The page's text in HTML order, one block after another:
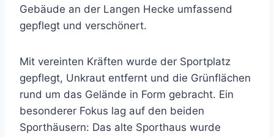
Gebäude an der Langen Hecke umfassend
gepflegt und verschönert.
Mit vereinten Kräften wurde der Sportplatz
gepflegt, Unkraut entfernt und die Grünflächen
rund um das Gelände in Form gebracht. Ein
besonderer Fokus lag auf den beiden
Sporthäusern: Das alte Sporthaus wurde